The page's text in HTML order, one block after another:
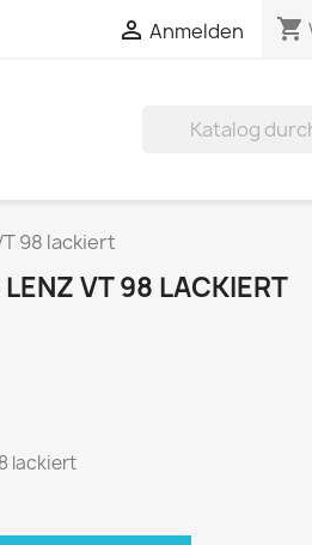
 Anmelden shopping_cart
98 lackiert
VT 98 LACKIERT
lackiert